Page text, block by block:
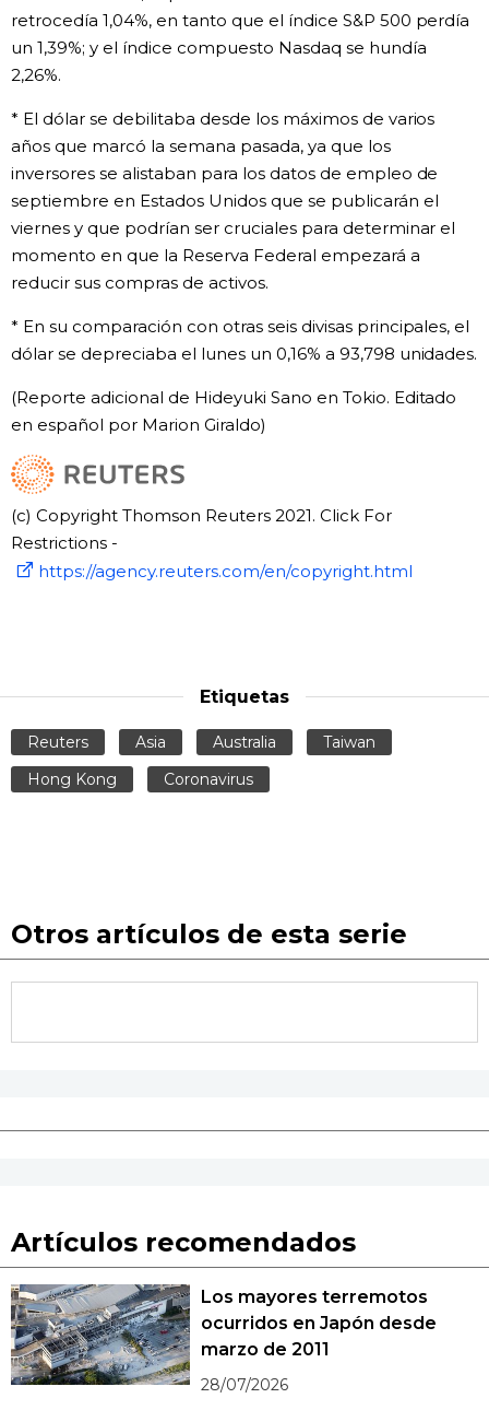
retrocedía 1,04%, en tanto que el índice S&P 500 perdía
un 1,39%; y el índice compuesto Nasdaq se hundía
2,26%.
* El dólar se debilitaba desde los máximos de varios
años que marcó la semana pasada, ya que los
inversores se alistaban para los datos de empleo de
septiembre en Estados Unidos que se publicarán el
viernes y que podrían ser cruciales para determinar el
momento en que la Reserva Federal empezará a
reducir sus compras de activos.
* En su comparación con otras seis divisas principales, el
dólar se depreciaba el lunes un 0,16% a 93,798 unidades.
(Reporte adicional de Hideyuki Sano en Tokio. Editado
en español por Marion Giraldo)
(c) Copyright Thomson Reuters 2021. Click For
Restrictions -
https://agency.reuters.com/en/copyright.html
Etiquetas
Reuters Asia Australia
Taiwan
Hong Kong
Coronavirus
Otros artículos de esta serie
Artículos recomendados
Los mayores terremotos
ocurridos en Japón desde
marzo de 2011
28/07/2026